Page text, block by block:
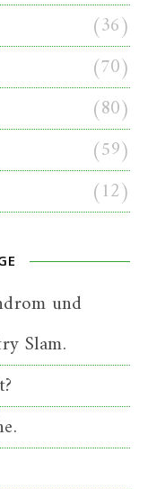
(36)
(70)
(80)
(59)
(12)
und
Slam.